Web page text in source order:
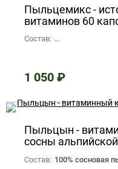
Пыльцемикс -
витаминов 60
Состав: 1 капсула
1 050 ₽
Пыльцын -
сосны
Состав: 100% сосновая